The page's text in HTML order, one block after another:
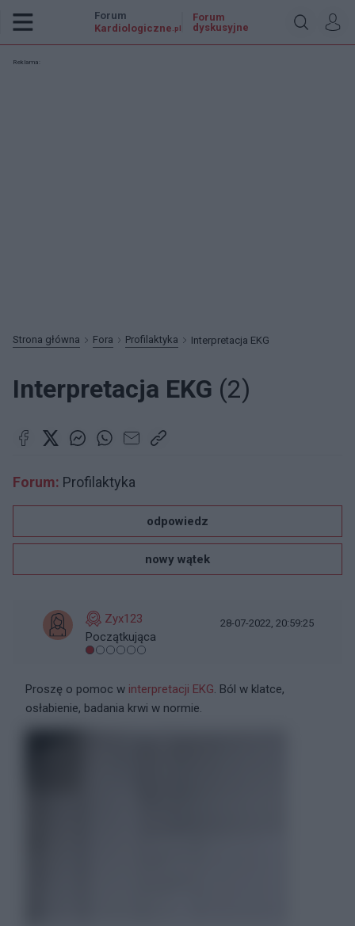
Forum
Kardiologiczne .pl
Forum
dyskusyjne
Reklama:
Strona główna Fora Profilaktyka Interpretacja EKG
Interpretacja EKG (2)
Forum: Profilaktyka
odpowiedz
nowy wątek
Zyx123
Początkująca
28-07-2022, 20:59:25
Proszę o pomoc w interpretacji EKG. Ból w klatce,
osłabienie, badania krwi w normie.